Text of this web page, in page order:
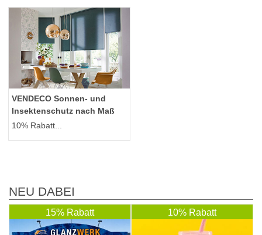
VENDECO Sonnen- und
Insektenschutz nach Maß
10% Rabatt...
NEU DABEI
15% Rabatt 10% Rabatt